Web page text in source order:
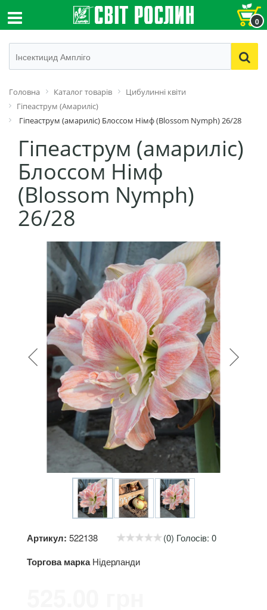
0
Головна Каталог товарів
Цибулинні квіти
Гіпеаструм (Амариліс)
Гіпеаструм (амариліс) Блоссом Німф (Blossom Nymph) 26/28
Гіпеаструм (амариліс)
Блоссом Німф
(Blossom Nymph)
26/28
Артикул: 522138 (0) Голосів: 0
Торгова марка Нідерланди